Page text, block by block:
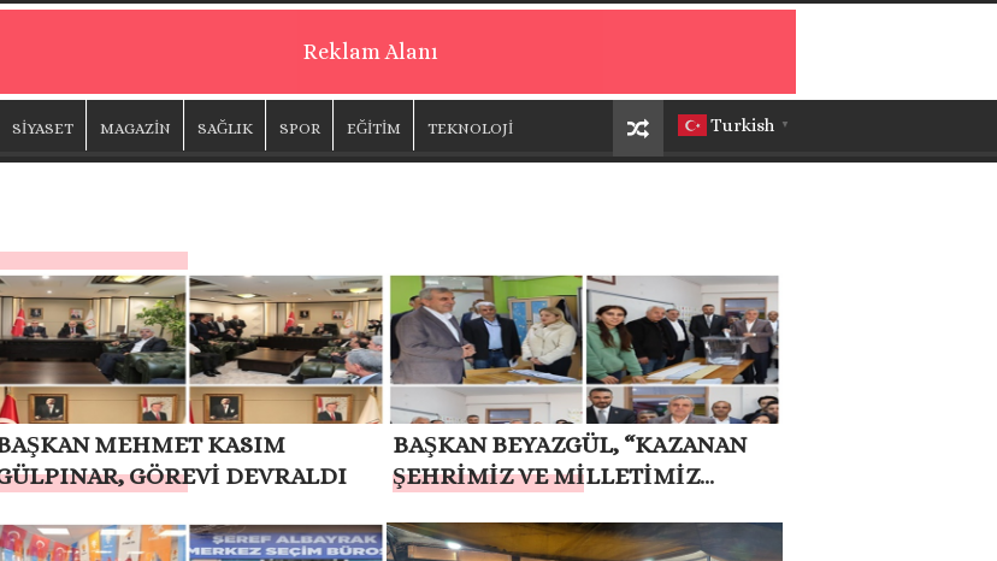
Reklam Alanı
Turkish ▼
SİYASET MAGAZİN SAĞLIK SPOR EĞİTİM TEKNOLOJİ
MEHMET KASIM
GÖREVİ DEVRALDI
BAŞKAN BEYAZGÜL, “KAZANAN
ŞEHRİMİZ VE MİLLETİMİZ